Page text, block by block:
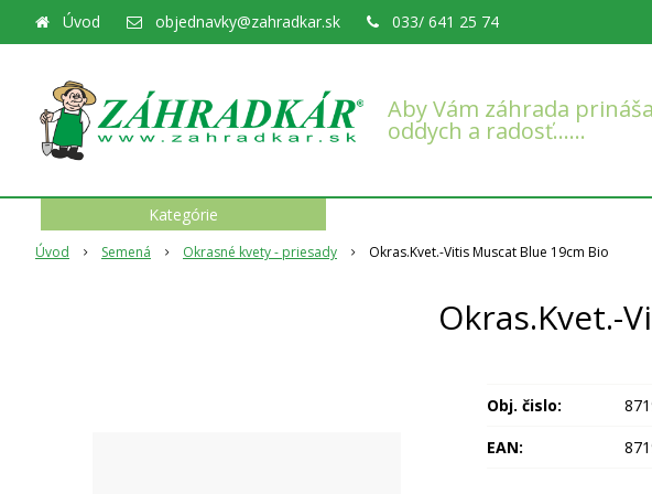
Aby Vám záhrada
oddych a radosť……
Úvod objednavky@zahradkar.sk 033/ 641 25 74
Úvod Semená Okrasné kvety - priesady Okras.Kvet.-Vitis Muscat Blue 19cm Bio
Okras.Kvet.-
Obj. čislo:
EAN:
Kategórie